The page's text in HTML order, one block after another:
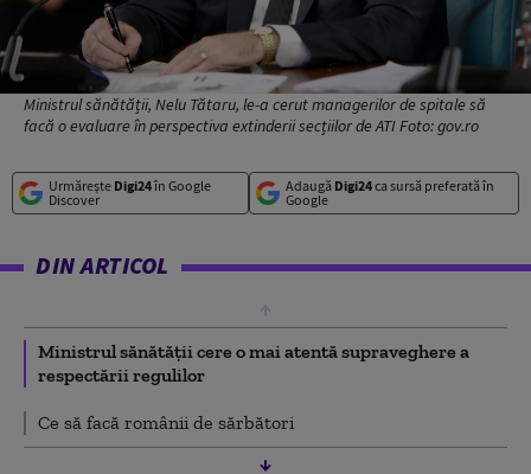
Ministrul sănătății, Nelu Tătaru, le-a cerut managerilor de spitale să
facă o evaluare în perspectiva extinderii secțiilor de ATI Foto: gov.ro
Urmărește Digi24în Google
Discover
Adaugă Digi24ca sursă preferată în
Google
DIN ARTICOL
Ministrul sănătății cere o mai atentă supraveghere a
respectării regulilor
Ce să facă românii de sărbători